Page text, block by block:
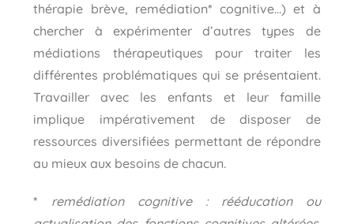
thérapie brève, remédiation* cognitive…) et à
chercher à expérimenter d’autres types de
médiations thérapeutiques pour traiter les
différentes problématiques qui se présentaient.
Travailler avec les enfants et leur famille
implique impérativement de disposer de
ressources diversifiées permettant de répondre
au mieux aux besoins de chacun.
* remédiation cognitive : rééducation ou